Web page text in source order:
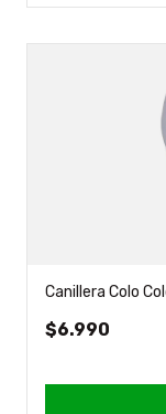
Canillera Colo
$6.990